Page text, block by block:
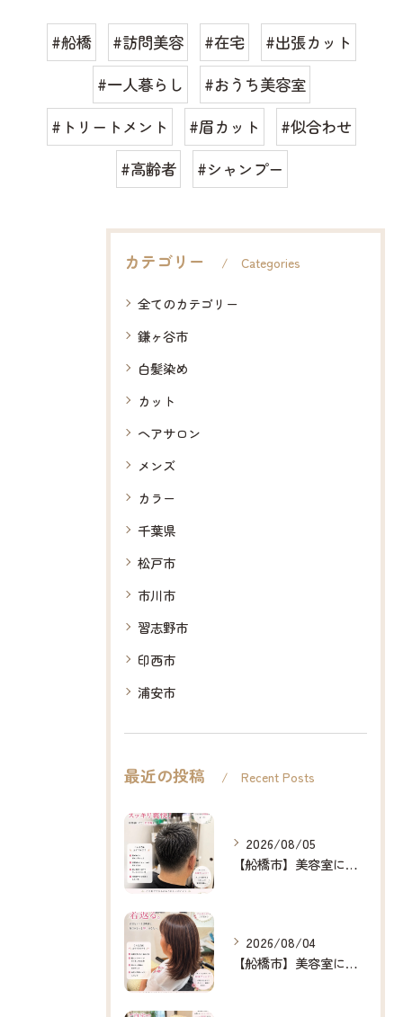
#船橋 #訪問美容 #在宅
#出張カット
#一人暮らし
#おうち美容室
#トリートメント
#眉カット
#似合わせ
#高齢者
#シャンプー
カテゴリー Categories
全てのカテゴリー
鎌ヶ谷市
白髪染め
カット
ヘアサロン
メンズ
カラー
千葉県
松戸市
市川市
習志野市
印西市
浦安市
最近の投稿 Recent Posts
2026/08/05
【船橋市】美容室に行けない…をなくしたい✂️✨
2026/08/04
【船橋市】美容室に行けない…をなくしたい✂️✨